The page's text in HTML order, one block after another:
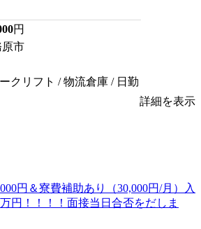
円
市
クリフト / 物流倉庫 / 日勤
詳細を表示